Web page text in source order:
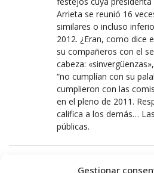
Gestionar
Arrieta se reunió 16
similares o incluso
2012. ¿Eran, como dice
su compañeros con el
cabeza:
“no cumplían con su
cumplieron con las
en el pleno de 2011.
califica a los demás…
públicas.